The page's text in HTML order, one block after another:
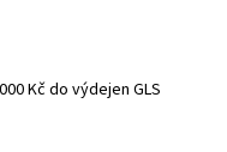
Kč do výdejen GLS